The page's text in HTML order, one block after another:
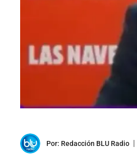
Por: Redacción BLU Radio